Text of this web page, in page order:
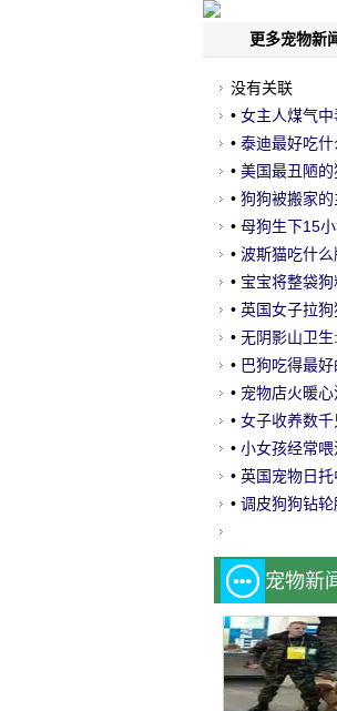
更多宠物新
没有关联
• 女主人煤气中
• 泰迪最好吃
• 美国最丑陋
• 狗狗被搬家
• 母狗生下15
• 波斯猫吃什
• 宝宝将整袋
• 英国女子拉
• 无阴影山卫
• 巴狗吃得最
• 宠物店火暖
• 女子收养数
• 小女孩经常
• 英国宠物日
然而责骂狗的
• 调皮狗狗钻
宠物新